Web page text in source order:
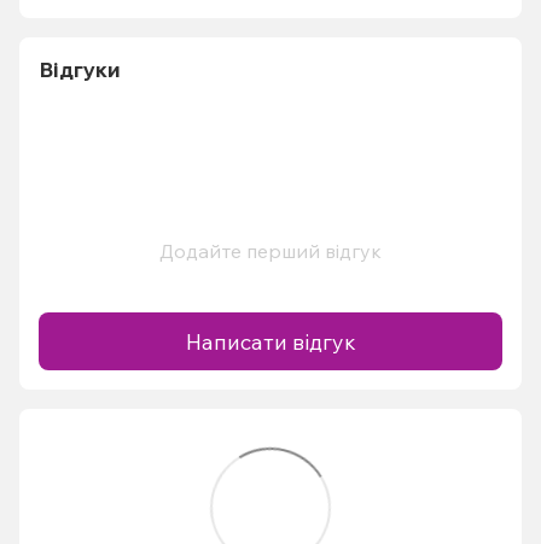
Відгуки
Додайте перший відгук
Написати відгук